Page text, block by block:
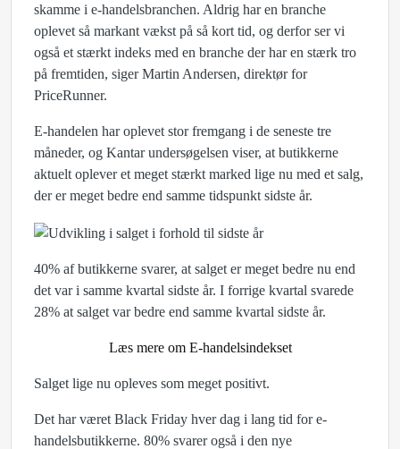
skamme i e-handelsbranchen. Aldrig har en branche
oplevet så markant vækst på så kort tid, og derfor ser vi
også et stærkt indeks med en branche der har en stærk tro
på fremtiden, siger Martin Andersen, direktør for
PriceRunner.
E-handelen har oplevet stor fremgang i de seneste tre
måneder, og Kantar undersøgelsen viser, at butikkerne
aktuelt oplever et meget stærkt marked lige nu med et salg,
der er meget bedre end samme tidspunkt sidste år.
40% af butikkerne svarer, at salget er meget bedre nu end
det var i samme kvartal sidste år. I forrige kvartal svarede
28% at salget var bedre end samme kvartal sidste år.
Læs mere om E-handelsindekset
Salget lige nu opleves som meget positivt.
Det har været Black Friday hver dag i lang tid for e-
handelsbutikkerne. 80% svarer også i den nye